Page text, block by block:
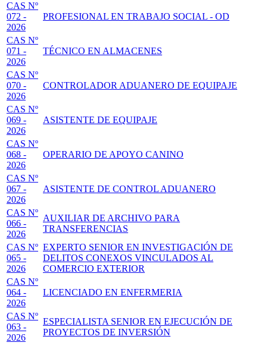
CAS Nº
072 -
2026
PROFESIONAL EN TRABAJO SOCIAL - OD
CAS Nº
071 -
2026
TÉCNICO EN ALMACENES
CAS Nº
070 -
2026
CONTROLADOR ADUANERO DE EQUIPAJE
CAS Nº
069 -
2026
ASISTENTE DE EQUIPAJE
CAS Nº
068 -
2026
OPERARIO DE APOYO CANINO
CAS Nº
067 -
2026
ASISTENTE DE CONTROL ADUANERO
CAS Nº
066 -
2026
AUXILIAR DE ARCHIVO PARA
TRANSFERENCIAS
CAS Nº
065 -
2026
EXPERTO SENIOR EN INVESTIGACIÓN DE
DELITOS CONEXOS VINCULADOS AL
COMERCIO EXTERIOR
CAS Nº
064 -
2026
LICENCIADO EN ENFERMERIA
CAS Nº
063 -
2026
ESPECIALISTA SENIOR EN EJECUCIÓN DE
PROYECTOS DE INVERSIÓN